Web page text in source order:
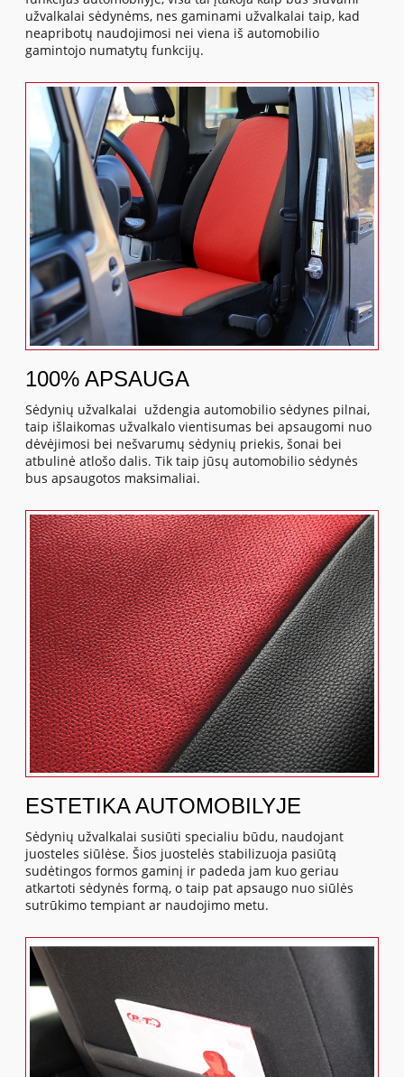
užvalkalai sėdynėms, nes gaminami užvalkalai taip, kad
neapribotų naudojimosi nei viena iš automobilio
gamintojo numatytų funkcijų.
100% APSAUGA
Sėdynių užvalkalai uždengia automobilio sėdynes pilnai,
taip išlaikomas užvalkalo vientisumas bei apsaugomi nuo
dėvėjimosi bei nešvarumų sėdynių priekis, šonai bei
atbulinė atlošo dalis. Tik taip jūsų automobilio sėdynės
bus apsaugotos maksimaliai.
ESTETIKA AUTOMOBILYJE
Sėdynių užvalkalai susiūti specialiu būdu, naudojant
juosteles siūlėse. Šios juostelės stabilizuoja pasiūtą
sudėtingos formos gaminį ir padeda jam kuo geriau
atkartoti sėdynės formą, o taip pat apsaugo nuo siūlės
sutrūkimo tempiant ar naudojimo metu.